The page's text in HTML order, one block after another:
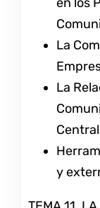
La
La
y